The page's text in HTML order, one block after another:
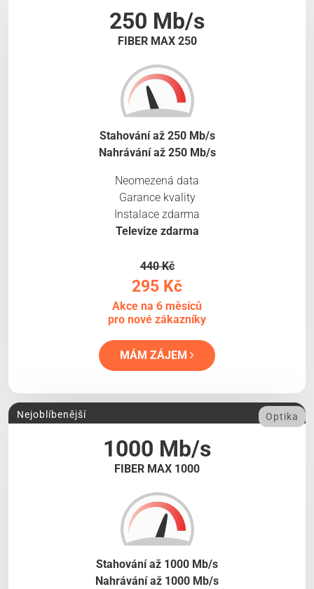
250 Mb/s
FIBER MAX 250
Stahování až 250 Mb/s
Nahrávání až 250 Mb/s
Neomezená data
Garance kvality
Instalace zdarma
Televize zdarma
440 Kč
295 Kč
Akce na 6 měsíců
pro nové zákazníky
MÁM ZÁJEM
1000 Mb/s
FIBER MAX 1000
Nejoblíbenější Optika
Stahování až 1000 Mb/s
Nahrávání až 1000 Mb/s